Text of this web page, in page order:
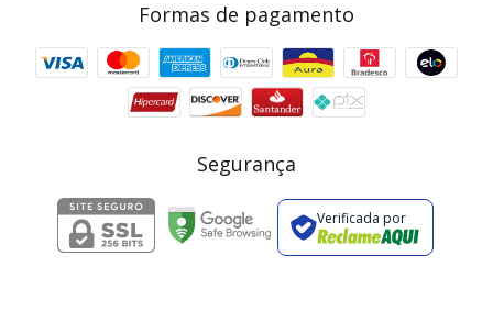
Formas de pagamento
Segurança
Verificada por
Cupom 1a compra: GANHE5
2 pecas 7% OFF